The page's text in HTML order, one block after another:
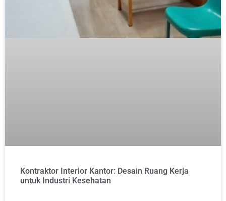
Kontraktor Interior Kantor: Desain Ruang Kerja
untuk Industri Kesehatan